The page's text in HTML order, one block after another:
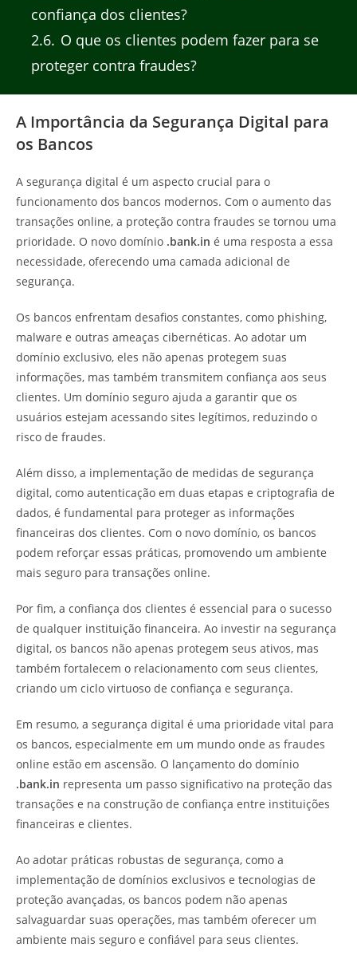
confiança dos clientes?
2.6 O que os clientes podem fazer para se
proteger contra fraudes?
A Importância da Segurança Digital para
os Bancos
A segurança digital é um aspecto crucial para o
funcionamento dos bancos modernos. Com o aumento das
transações online, a proteção contra fraudes se tornou uma
prioridade. O novo domínio .bank.in é uma resposta a essa
necessidade, oferecendo uma camada adicional de
segurança.
Os bancos enfrentam desafios constantes, como phishing,
malware e outras ameaças cibernéticas. Ao adotar um
domínio exclusivo, eles não apenas protegem suas
informações, mas também transmitem confiança aos seus
clientes. Um domínio seguro ajuda a garantir que os
usuários estejam acessando sites legítimos, reduzindo o
risco de fraudes.
Além disso, a implementação de medidas de segurança
digital, como autenticação em duas etapas e criptografia de
dados, é fundamental para proteger as informações
financeiras dos clientes. Com o novo domínio, os bancos
podem reforçar essas práticas, promovendo um ambiente
mais seguro para transações online.
Por fim, a confiança dos clientes é essencial para o sucesso
de qualquer instituição financeira. Ao investir na segurança
digital, os bancos não apenas protegem seus ativos, mas
também fortalecem o relacionamento com seus clientes,
criando um ciclo virtuoso de confiança e segurança.
Em resumo, a segurança digital é uma prioridade vital para
os bancos, especialmente em um mundo onde as fraudes
online estão em ascensão. O lançamento do domínio
.bank.in representa um passo significativo na proteção das
transações e na construção de confiança entre instituições
financeiras e clientes.
Ao adotar práticas robustas de segurança, como a
implementação de domínios exclusivos e tecnologias de
proteção avançadas, os bancos podem não apenas
salvaguardar suas operações, mas também oferecer um
ambiente mais seguro e confiável para seus clientes.